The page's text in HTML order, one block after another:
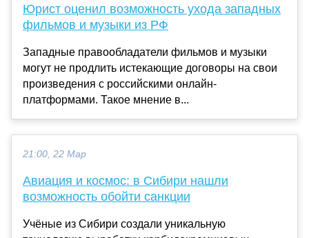
Юрист оценил возможность ухода западных
фильмов и музыки из РФ
Западные правообладатели фильмов и музыки
могут не продлить истекающие договоры на свои
произведения с российскими онлайн-
платформами. Такое мнение в...
21:00, 22 Мар
Авиация и космос: в Сибири нашли
возможность обойти санкции
Учёные из Сибири создали уникальную